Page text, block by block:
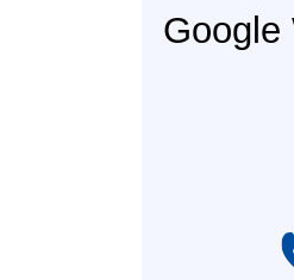
Google